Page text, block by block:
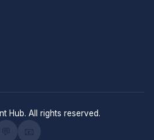
Hub. All rights reserved.